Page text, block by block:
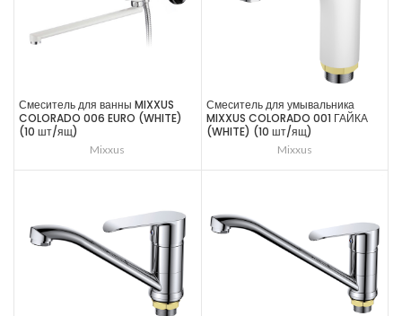
Смеситель для ванны MIXXUS
COLORADO 006 EURO (WHITE)
(10 шт/ящ)
Mixxus
Смеситель для умывальника
MIXXUS COLORADO 001 ГАЙКА
(WHITE) (10 шт/ящ)
Mixxus